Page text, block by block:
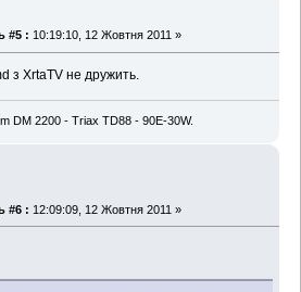
#5 : 10:19:10, 12 Жовтня 2011 »
з ХrtaTV не дружить.
DM 2200 - Triax TD88 - 90E-30W.
#6 : 12:09:09, 12 Жовтня 2011 »